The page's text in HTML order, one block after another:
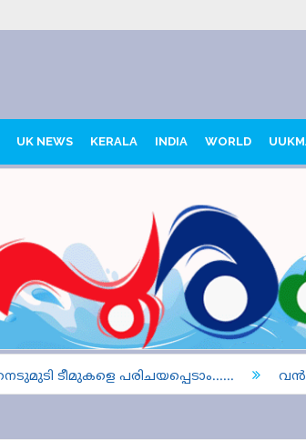
UK NEWS KERALA INDIA WORLD
ടീമുകളെ പരിചയപ്പെടാം...... വൻ